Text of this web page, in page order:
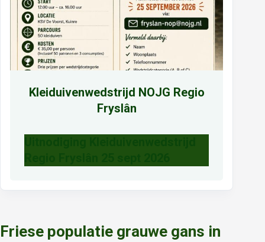
Friese populatie grauwe gans in
Kleiduivenwedstrijd NOJG Regio
Fryslân